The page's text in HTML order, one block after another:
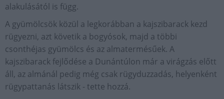
alakulásától is függ.
A gyümölcsök közül a legkorábban a kajszibarack kezd
rügyezni, azt követik a bogyósok, majd a többi
csonthéjas gyümölcs és az almatermésűek. A
kajszibarack fejlődése a Dunántúlon már a virágzás előtt
áll, az almánál pedig még csak rügyduzzadás, helyenként
rügypattanás látszik - tette hozzá.